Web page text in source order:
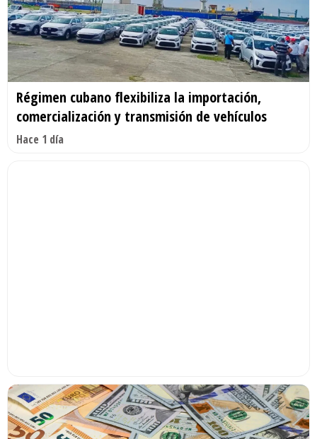
Régimen cubano flexibiliza la importación,
comercialización y transmisión de vehículos
Hace 1 día